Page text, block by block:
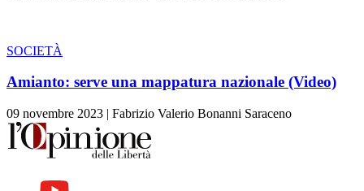
SOCIETÀ
Amianto: serve una mappatura nazionale (Video)
09 novembre 2023 | Fabrizio Valerio Bonanni Saraceno